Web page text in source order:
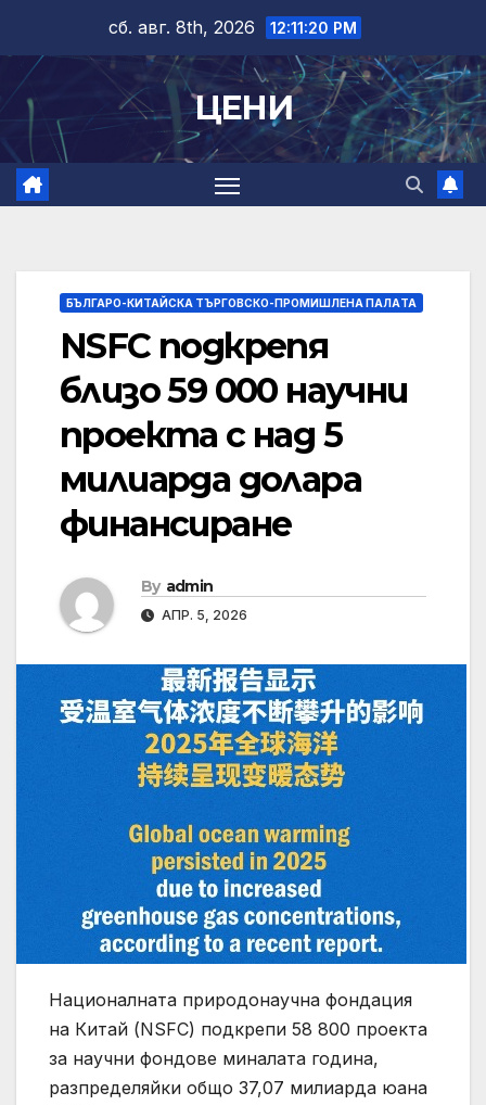
content
сб. авг. 8th, 2026 12:11:20 PM
ЦЕНИ
БЪЛГАРО-КИТАЙСКА ТЪРГОВСКО-ПРОМИШЛЕНА ПАЛAТА
NSFC подкрепя
близо 59 000 научни
проекта с над 5
милиарда долара
финансиране
By admin
АПР. 5, 2026
Националната природонаучна фондация
на Китай (NSFC) подкрепи 58 800 проекта
за научни фондове миналата година,
разпределяйки общо 37,07 милиарда юана